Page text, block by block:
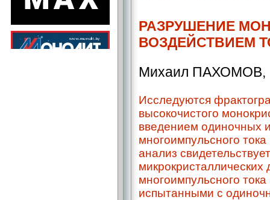
РАЗРУШЕНИЕ
ВОЗДЕЙСТВИЕМ
Михаил ПАХОМОВ,
Исследуются
высокочистого
введением одиночных
многоимпульсного
анализ
многоимпульсного
испытанными с